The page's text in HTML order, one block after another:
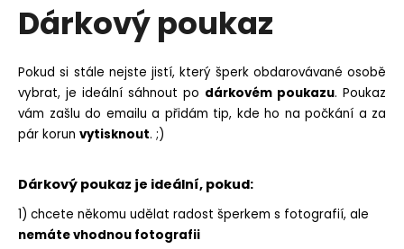
produktu
je
5
hvězdiček.
Dárkový poukaz
Pokud si stále nejste jistí, který šperk obdarovávané osobě
vybrat, je ideální sáhnout po dárkovém poukazu. Poukaz
vám zašlu do emailu a přidám tip, kde ho na počkání a za
pár korun vytisknout. ;)
Dárkový poukaz je ideální, pokud:
1) chcete někomu udělat radost šperkem s fotografií, ale
nemáte vhodnou fotografii
a
í
t
?
HLEDAT